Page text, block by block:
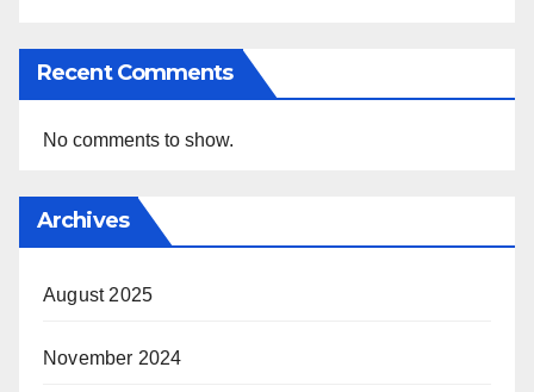
Recent Comments
No comments to show.
Archives
August 2025
November 2024